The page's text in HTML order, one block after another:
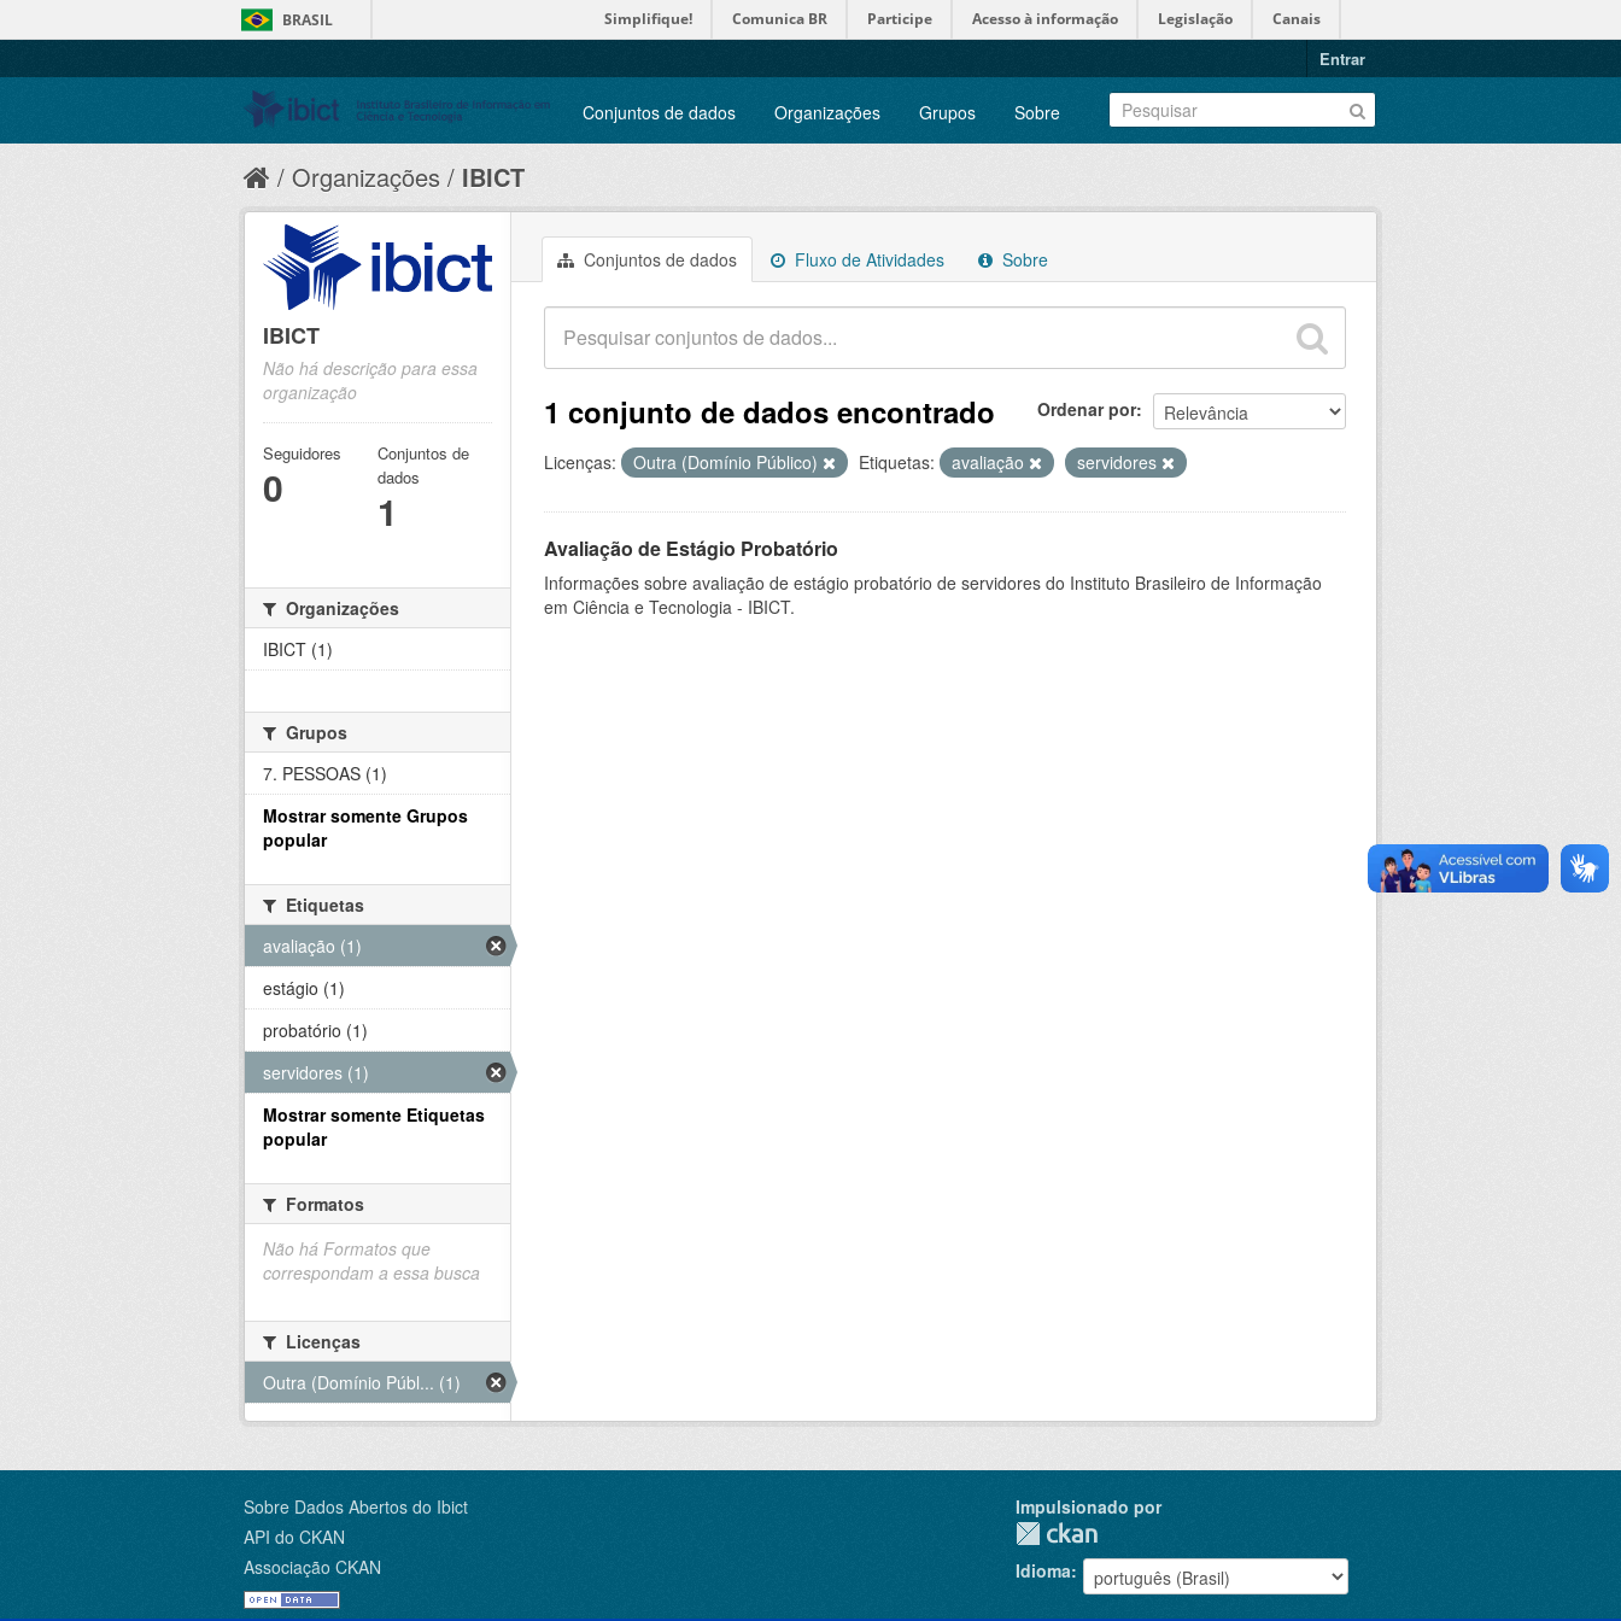
BRASIL Simplifique! Comunica BR Participe Acesso à informação Legislação Canais
Entrar
Conjuntos de dados Organizações Grupos Sobre
Organizações IBICT
Conjuntos de dados Fluxo de Atividades Sobre
Ordenar por
1 conjunto de dados encontrado
Licenças: Outra (Domínio Público) Etiquetas: avaliação servidores
Avaliação de Estágio Probatório
Informações sobre avaliação de estágio probatório de servidores do Instituto Brasileiro de Informação
em Ciência e Tecnologia - IBICT.
IBICT
Não há descrição para essa
organização
Seguidores
0
Conjuntos de
dados
1
Organizações
IBICT (1)
Grupos
7. PESSOAS (1)
Mostrar somente Grupos
popular
Etiquetas
avaliação (1)
estágio (1)
probatório (1)
servidores (1)
Mostrar somente Etiquetas
popular
Formatos
Não há Formatos que
correspondam a essa busca
Licenças
Outra (Domínio Públ... (1)
Sobre Dados Abertos do Ibict
API do CKAN
Associação CKAN
Impulsionado por
Idioma